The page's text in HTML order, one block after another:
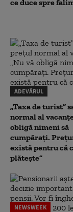
ce duce spre
ADEVĂRUL
„Taxa de turist”
normal al
obligă nimeni să
cumpărați.
există pentru că
plătește”
NEWSWEEK